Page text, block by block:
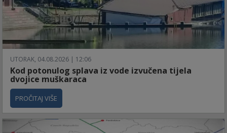
UTORAK, 04.08.2026 | 12:06
Kod potonulog splava iz vode izvučena tijela
dvojice muškaraca
PROČITAJ VIŠE